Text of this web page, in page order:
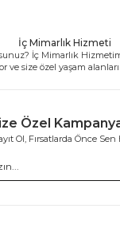
İç Mimarlık Hizmeti
İç Mimarlık
ve size özel yaşam
Özel
Ol, Fırsatlarda Önce Sen